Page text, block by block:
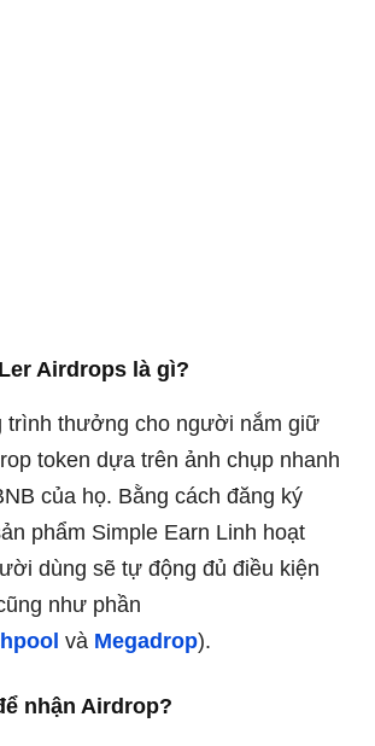
Airdrops là gì?
thưởng cho người nắm giữ
token dựa trên ảnh chụp nhanh
của họ. Bằng cách đăng ký
phẩm Simple Earn Linh hoạt
dùng sẽ tự động đủ điều kiện
như phần
và Megadrop).
nhận Airdrop?